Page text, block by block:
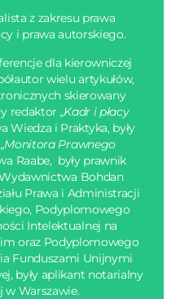
z zakresu prawa
i prawa autorskiego.
dla kierowniczej
wielu artykułów,
skierowany
redaktor „Kadr i płacy
Wiedza i Praktyka, były
„Monitora Prawnego
Raabe, były prawnik
Bohdan
Prawa i Administracji
Podyplomowego
Intelektualnej na
oraz Podyplomowego
Funduszami Unijnymi
były aplikant notarialny
w Warszawie.